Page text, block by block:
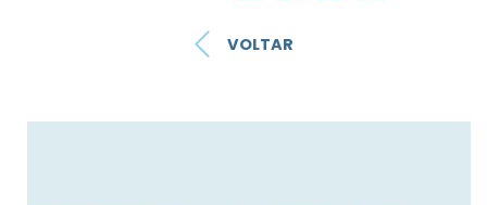
VOLTAR